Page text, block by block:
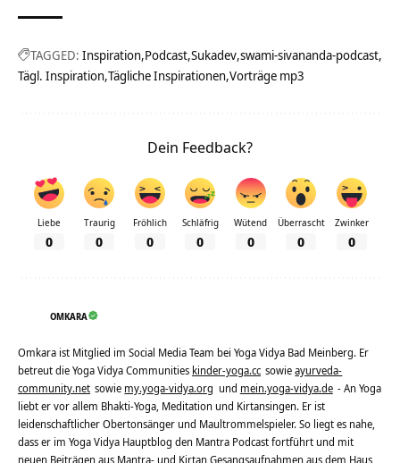
TAGGED: Inspiration Podcast Sukadev swami-sivananda-podcast
Tägl. Inspiration Tägliche Inspirationen Vorträge mp3
Dein Feedback?
Liebe
0
Traurig
0
Fröhlich
0
Schläfrig
0
Wütend
0
Überrascht
0
Zwinker
0
OMKARA
Omkara ist Mitglied im Social Media Team bei Yoga Vidya Bad Meinberg. Er
betreut die Yoga Vidya Communities kinder-yoga.cc sowieayurveda-
community.net sowie my.yoga-vidya.org und mein.yoga-vidya.de - An Yoga
liebt er vor allem Bhakti-Yoga, Meditation und Kirtansingen. Er ist
leidenschaftlicher Obertonsänger und Maultrommelspieler. So liegt es nahe,
dass er im Yoga Vidya Hauptblog den Mantra Podcast fortführt und mit
neuen Beiträgen aus Mantra- und Kirtan Gesangsaufnahmen aus dem Haus